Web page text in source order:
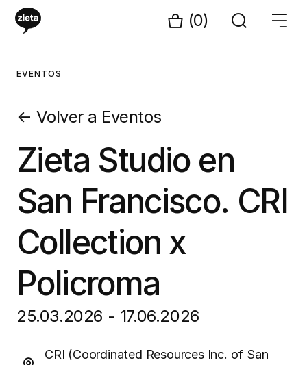
(0)
EVENTOS
← Volver a Eventos
Zieta Studio en
San Francisco. CRI
Collection x
Policroma
25.03.2026 - 17.06.2026
CRI (Coordinated Resources Inc. of San